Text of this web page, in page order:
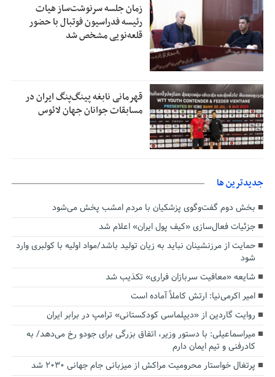
زمان جلسه سرنوشت‌ساز هیات
رئیسه فدراسیون فوتبال با حضور
قلعه‌نویی مشخص شد
قهرمانی نابغه پینگ‌پنگ ایران در
مسابقات جوانان جهان لائوس
جديدترين ها
بخش دوم گفت‌وگوی پزشکیان با مردم امشب پخش می‌شود
جزئیات فعال‌سازی «کیف پول ایران» اعلام شد
حمایت از مرزنشینان نباید به زیان تولید باشد/مواد اولیه با کولبری وارد
شود
شایعه «معافیت سربازان فراری» تکذیب شد
امیر اکرمی‌نیا: ارتش کاملاً آماده است
روایت گاردین از «دیپلماسی کودکستانی» ترامپ در برابر ایران
میراسماعیلی: با دستور وزیر، اتفاق بزرگی برای جودو رخ می‌دهد/ به
کادرفنی و تیم ایمان دارم
پرتغال خواستار محرومیت مراکش از میزبانی جام جهانی ۲۰۳۰ شد